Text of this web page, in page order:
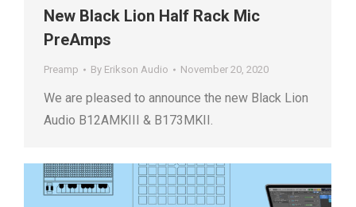
New Black Lion Half Rack Mic
PreAmps
Preamp By Erikson Audio November 20, 2020
We are pleased to announce the new Black Lion
Audio B12AMKIII & B173MKII.